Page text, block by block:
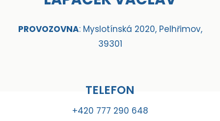
PROVOZOVNA: Myslotínská 2020, Pelhřimov,
39301
TELEFON
+420 777 290 648